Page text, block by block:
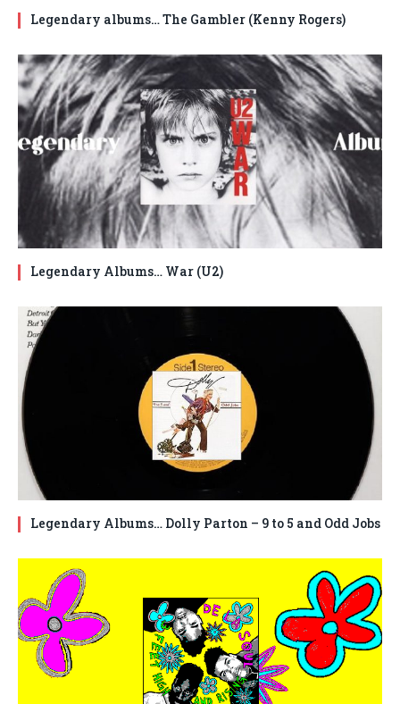
Legendary albums… The Gambler (Kenny Rogers)
Legendary Albums… War (U2)
Legendary Albums… Dolly Parton – 9 to 5 and Odd Jobs